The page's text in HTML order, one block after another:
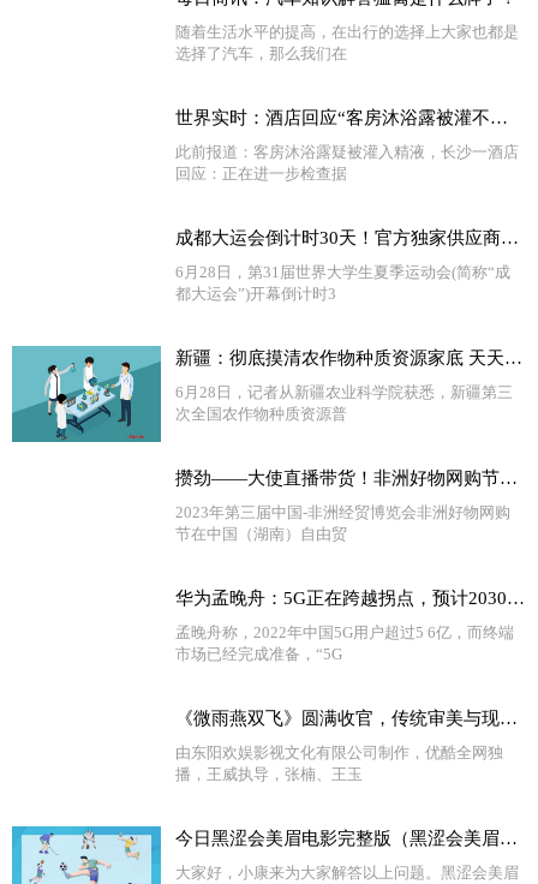
随着生活水平的提高，在出行的选择上大家也都是
选择了汽车，那么我们在
世界实时：酒店回应“客房沐浴露被灌不明液体”：初步检测非精液，近期将出报告
此前报道：客房沐浴露疑被灌入精液，长沙一酒店
回应：正在进一步检查据
成都大运会倒计时30天！官方独家供应商蓝月亮为国际赛事洁净护航
6月28日，第31届世界大学生夏季运动会(简称“成
都大运会”)开幕倒计时3
新疆：彻底摸清农作物种质资源家底 天天热门
6月28日，记者从新疆农业科学院获悉，新疆第三
次全国农作物种质资源普
攒劲——大使直播带货！非洲好物网购节在长沙开幕_天天播报
2023年第三届中国-非洲经贸博览会非洲好物网购
节在中国（湖南）自由贸
华为孟晚舟：5G正在跨越拐点，预计2030年全球移动产业对GDP贡献6万亿美元-当前播报
孟晚舟称，2022年中国5G用户超过5 6亿，而终端
市场已经完成准备，“5G
《微雨燕双飞》圆满收官，传统审美与现代观念的融合碰撞 天天新要闻
由东阳欢娱影视文化有限公司制作，优酷全网独
播，王威执导，张楠、王玉
今日黑涩会美眉电影完整版（黑涩会美眉电视剧）_今亮点
大家好，小康来为大家解答以上问题。黑涩会美眉